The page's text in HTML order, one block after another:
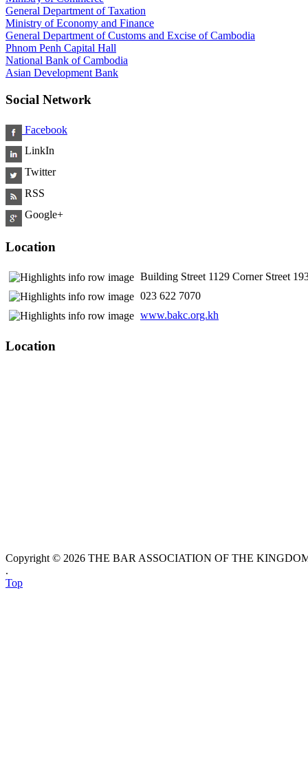
General Department of Taxation
Ministry of Economy and Finance
General Department of Customs and Excise of Cambodia
Phnom Penh Capital Hall
National Bank of Cambodia
Asian Development Bank
Social Network
Facebook
LinkIn
Twitter
RSS
Google+
Location
Building Street 1129 Corner Street
​ 023 622 7070
www.bakc.org.kh
Location
Copyright © 2026 THE BAR ASSOCIATION OF THE
.
Top